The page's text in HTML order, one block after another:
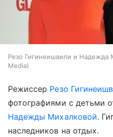
Резо Гигинеишвили и Надежда
Media
Режиссер Резо
фотографиями с детьми
Надежды Михалковой.
наследников на отдых.